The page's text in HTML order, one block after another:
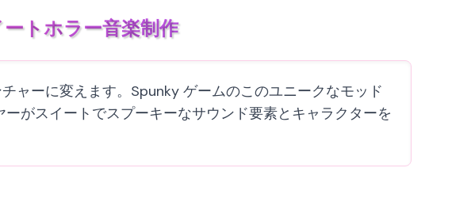
トホラー音楽制作
ャーに変えます。Spunky ゲームのこのユニークなモッド
がスイートでスプーキーなサウンド要素とキャラクターを